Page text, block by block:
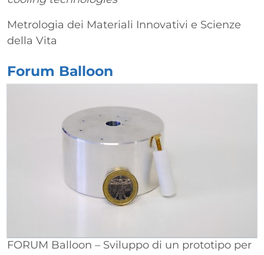
Metrologia dei Materiali Innovativi e Scienze
della Vita
Forum Balloon
FORUM Balloon – Sviluppo di un prototipo per